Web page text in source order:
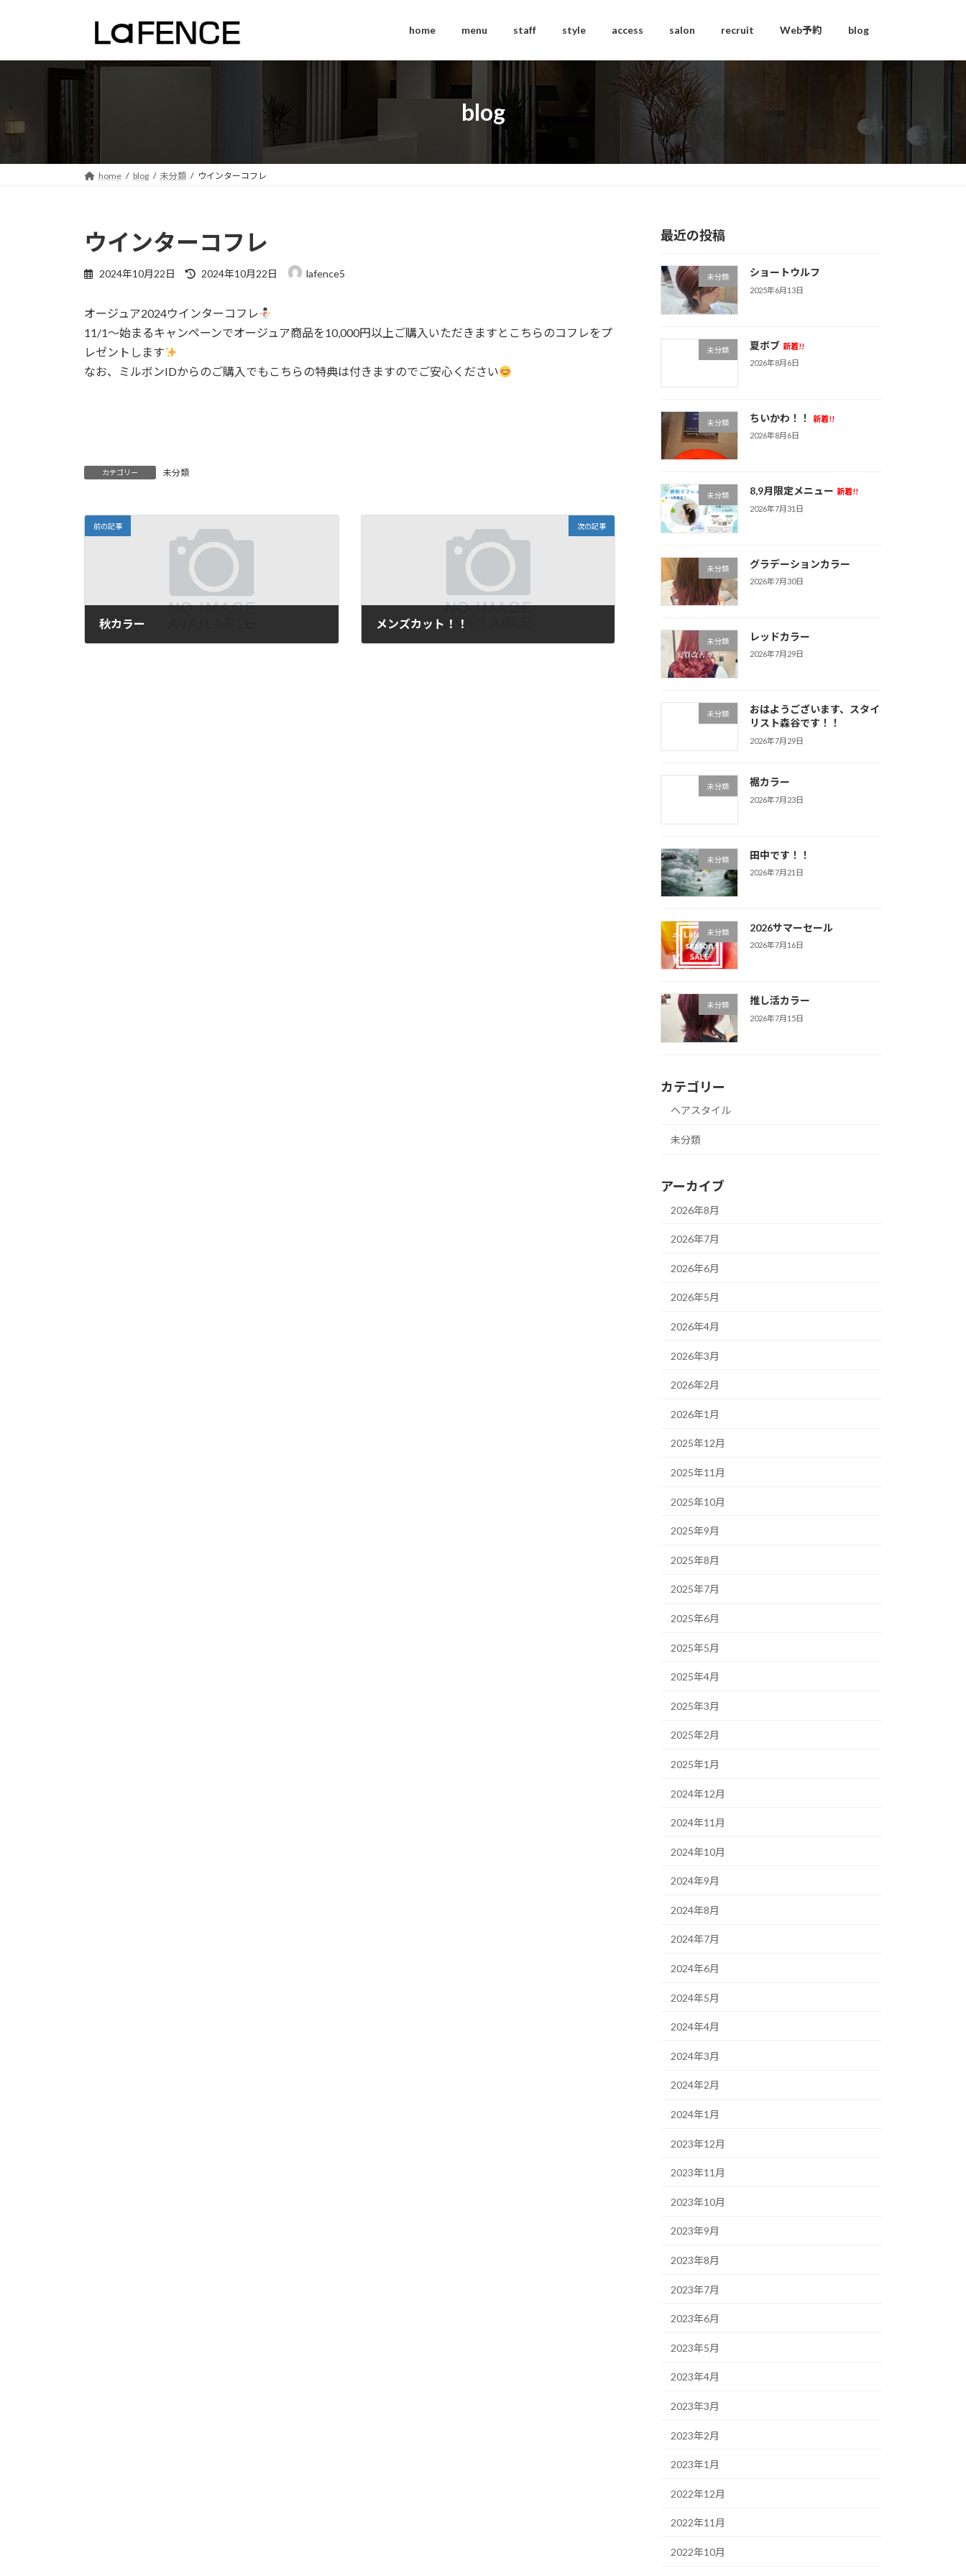
ン
ス
プ
ー
ン
動
home menu staff style access salon recruit Web予約 blog
blog
home blog 未分類 ウインターコフレ
ウインターコフレ
2024年10月22日
最
新
2024年10月22日 lafence5
オージュア2024ウインターコフレ
11/1〜始まるキャンペーンでオージュア商品を10,000円以上ご購入いただきますとこちらのコフレをプ
レゼントします
なお、ミルボンIDからのご購入でもこちらの特典は付きますのでご安心ください
カテゴリー 未分類
前の記事
秋カラー
次の記事
メンズカット！！
最近の投稿
未分類 ショートウルフ
2025年6月13日
未分類 夏ボブ 新着!!
2026年8月6日
未分類 ちいかわ！！
新着!!
2026年8月6日
未分類 8,9月限定メニュー 新着!!
2026年7月31日
未分類 グラデーションカラー
2026年7月30日
未分類 レッドカラー
2026年7月29日
未分類
おはようございます、スタイ
リスト森谷です！！
2026年7月29日
未分類 裾カラー
2026年7月23日
未分類 田中です！！
2026年7月21日
未分類 2026サマーセール
2026年7月16日
未分類 推し活カラー
2026年7月15日
カテゴリー
ヘアスタイル
未分類
アーカイブ
2026年8月
2026年7月
2026年6月
2026年5月
2026年4月
2026年3月
2026年2月
2026年1月
2025年12月
2025年11月
2025年10月
2025年9月
2025年8月
2025年7月
2025年6月
2025年5月
2025年4月
2025年3月
2025年2月
2025年1月
2024年12月
2024年11月
2024年10月
2024年9月
2024年8月
2024年7月
2024年6月
2024年5月
2024年4月
2024年3月
2024年2月
2024年1月
2023年12月
2023年11月
2023年10月
2023年9月
2023年8月
2023年7月
2023年6月
2023年5月
2023年4月
2023年3月
2023年2月
2023年1月
2022年12月
2022年11月
2022年10月